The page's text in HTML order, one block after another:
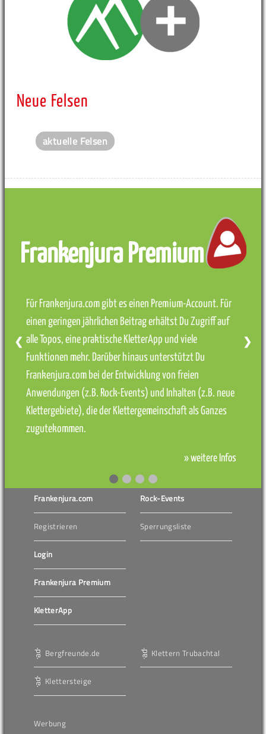
Neue Felsen
aktuelle Felsen
Frankenjura Premium
Für Frankenjura.com gibt es einen Premium-Account. Für
einen geringen jährlichen Beitrag erhältst Du Zugriff auf
alle Topos, eine praktische KletterApp und viele
Funktionen mehr. Darüber hinaus unterstützt Du
Frankenjura.com bei der Entwicklung von freien
Anwendungen (z.B. Rock-Events) und Inhalten (z.B. neue
Klettergebiete), die der Klettergemeinschaft als Ganzes
zugutekommen.
» weitere Infos
❮ ❯
Frankenjura.com
Registrieren
Login
Frankenjura Premium
KletterApp
Rock-Events
Sperrungsliste
Bergfreunde.de
Klettersteige
Klettern Trubachtal
Werbung